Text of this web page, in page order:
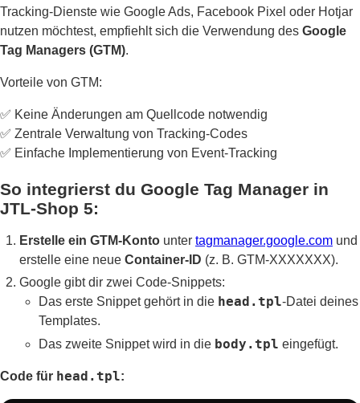
Tracking-Dienste wie Google Ads, Facebook Pixel oder Hotjar
nutzen möchtest, empfiehlt sich die Verwendung des Google
Tag Managers (GTM).
Vorteile von GTM:
✅ Keine Änderungen am Quellcode notwendig
✅ Zentrale Verwaltung von Tracking-Codes
✅ Einfache Implementierung von Event-Tracking
So integrierst du Google Tag Manager in
JTL-Shop 5:
Erstelle ein GTM-Konto unter tagmanager.google.com und
erstelle eine neue Container-ID (z. B. GTM-XXXXXXX).
Google gibt dir zwei Code-Snippets:
Das erste Snippet gehört in die head.tpl-Datei deines
Templates.
Das zweite Snippet wird in die body.tpl eingefügt.
Code für head.tpl: